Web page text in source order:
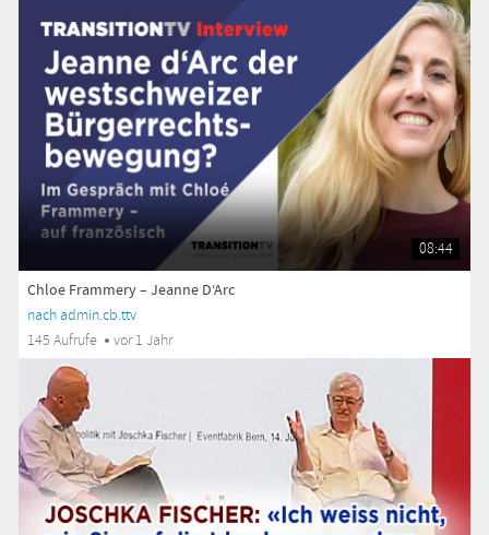
08:44
Chloe Frammery – Jeanne D‘Arc
nach admin.cb.ttv
145 Aufrufe
vor 1 Jahr